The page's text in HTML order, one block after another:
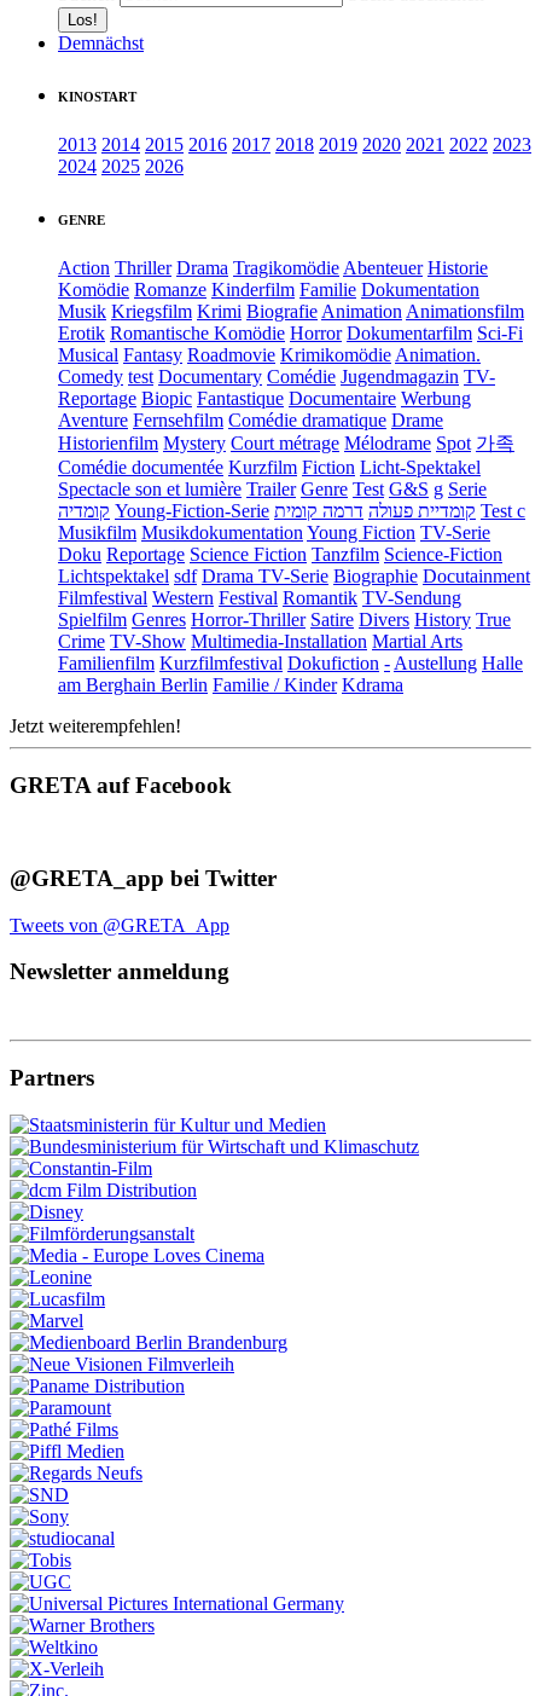
Demnächst
KINOSTART
2013 2014 2015 2016 2017 2018 2019 2020 2021 2022 2023
2024 2025 2026
GENRE
Action Thriller Drama Tragikomödie Abenteuer Historie
Komödie Romanze Kinderfilm Familie Dokumentation
Musik Kriegsfilm Krimi Biografie Animation Animationsfilm
Erotik Romantische Komödie Horror Dokumentarfilm Sci-Fi
Musical Fantasy Roadmovie Krimikomödie Animation.
Comedy test Documentary Comédie Jugendmagazin TV-
Reportage Biopic Fantastique Documentaire Werbung
Aventure Fernsehfilm Comédie dramatique Drame
Historienfilm Mystery Court métrage Mélodrame Spot 가족
Comédie documentée Kurzfilm Fiction Licht-Spektakel
Spectacle son et lumière Trailer Genre Test G&S g Serie
קומדיה Young-Fiction-Serie קומדיית פעולה דרמה קומית
Test c
Musikfilm Musikdokumentation Young Fiction TV-Serie
Doku Reportage Science Fiction Tanzfilm Science-Fiction
Lichtspektakel sdf Drama TV-Serie Biographie Docutainment
Filmfestival Western Festival Romantik TV-Sendung
Spielfilm Genres Horror-Thriller Satire Divers History True
Crime TV-Show Multimedia-Installation Martial Arts
Familienfilm Kurzfilmfestival Dokufiction - Austellung Halle
am Berghain Berlin Familie / Kinder Kdrama
Jetzt weiterempfehlen!
GRETA auf Facebook
@GRETA_app bei Twitter
Tweets von @GRETA_App
Newsletter anmeldung
Partners